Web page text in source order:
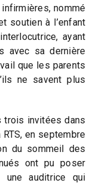
nommé
soutien à l’enfant
ayant
avec sa dernière
que les parents
ne savent plus
trois invitées dans
RTS, en septembre
du sommeil des
ont pu poser
une auditrice qui